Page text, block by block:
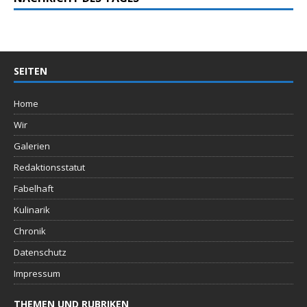
SEITEN
Home
Wir
Galerien
Redaktionsstatut
Fabelhaft
Kulinarik
Chronik
Datenschutz
Impressum
THEMEN UND RUBRIKEN